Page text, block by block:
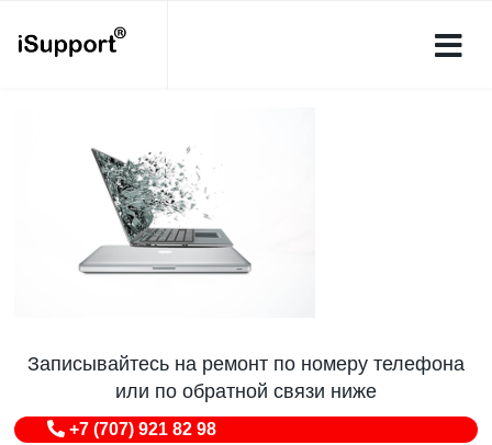
Записывайтесь на ремонт по номеру телефона
или по обратной связи ниже
+7 (707) 921 82 98